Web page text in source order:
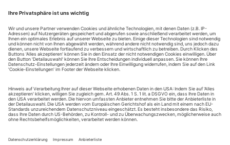
glanzvollen Ära von Stefan Soltesz mit der Spielzeit 2013/14
die Intendanz des Hauses (und die der benachbarten
Philharmonie) übernahm, gab es überwiegend risikoarme
Koproduktionen zu sehen, und das wenige Hausgemachte
wollte sich nicht recht zu einem neuen...
Zwillingswerke
Birtwistle: The Corridor/The Cure
Snape / Aldeburgh Festival
Der dreiviertelstündige Einakter «The Cure» ist bereits das